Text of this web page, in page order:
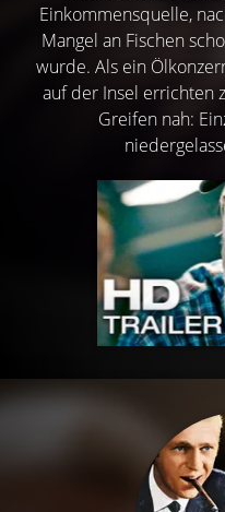
Einkommensquelle,
Mangel an Fischen
wurde. Als ein
auf der Insel errichten
Greifen nah: